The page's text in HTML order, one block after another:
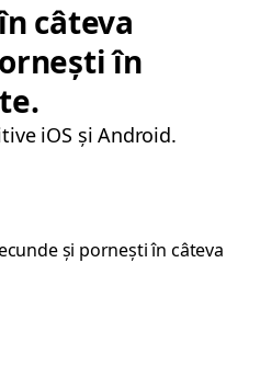
câteva
în
iOS și Android.